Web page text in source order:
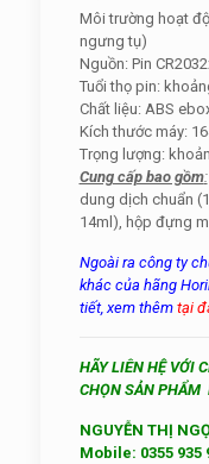
Môi trường hoạt
ngưng tụ)
Nguồn: Pin
Tuổi thọ pin:
Chất liệu: ABS
Kích thước máy:
Trọng lượng:
Cung cấp bao gồm:
dung dịch chuẩn
14ml), hộp đựng
Ngoài ra công ty
khác của hãng
tiết, xem thêm tại
HÃY LIÊN HỆ VỚI
CHỌN SẢN PHẨM
NGUYỄN THỊ
Mobile: 0355 935